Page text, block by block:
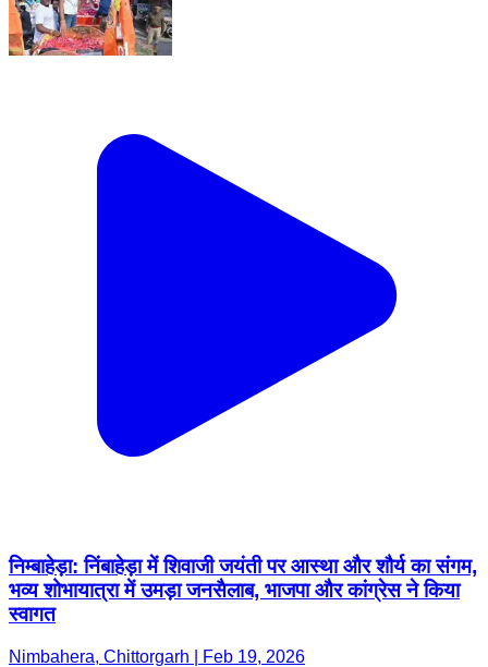
निम्बाहेड़ा: निंबाहेड़ा में शिवाजी जयंती पर आस्था और शौर्य का संगम,
भव्य शोभायात्रा में उमड़ा जनसैलाब, भाजपा और कांग्रेस ने किया
स्वागत
Nimbahera, Chittorgarh | Feb 19, 2026